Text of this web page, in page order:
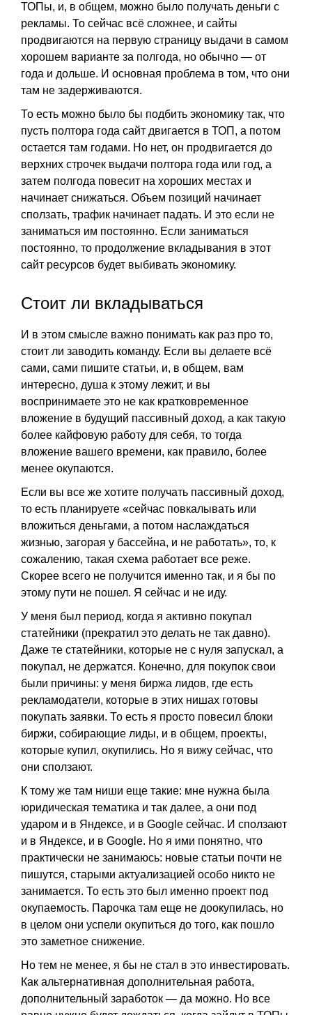
ТОПы, и, в общем, можно было получать деньги с
рекламы. То сейчас всё сложнее, и сайты
продвигаются на первую страницу выдачи в самом
хорошем варианте за полгода, но обычно — от
года и дольше. И основная проблема в том, что они
там не задерживаются.
То есть можно было бы подбить экономику так, что
пусть полтора года сайт двигается в ТОП, а потом
остается там годами. Но нет, он продвигается до
верхних строчек выдачи полтора года или год, а
затем полгода повесит на хороших местах и
начинает снижаться. Объем позиций начинает
сползать, трафик начинает падать. И это если не
заниматься им постоянно. Если заниматься
постоянно, то продолжение вкладывания в этот
сайт ресурсов будет выбивать экономику.
Стоит ли вкладываться
И в этом смысле важно понимать как раз про то,
стоит ли заводить команду. Если вы делаете всё
сами, сами пишите статьи, и, в общем, вам
интересно, душа к этому лежит, и вы
воспринимаете это не как кратковременное
вложение в будущий пассивный доход, а как такую
более кайфовую работу для себя, то тогда
вложение вашего времени, как правило, более
менее окупаются.
Если вы все же хотите получать пассивный доход,
то есть планируете «сейчас повкалывать или
вложиться деньгами, а потом наслаждаться
жизнью, загорая у бассейна, и не работать», то, к
сожалению, такая схема работает все реже.
Скорее всего не получится именно так, и я бы по
этому пути не пошел. Я сейчас и не иду.
У меня был период, когда я активно покупал
статейники (прекратил это делать не так давно).
Даже те статейники, которые не с нуля запускал, а
покупал, не держатся. Конечно, для покупок свои
были причины: у меня биржа лидов, где есть
рекламодатели, которые в этих нишах готовы
покупать заявки. То есть я просто повесил блоки
биржи, собирающие лиды, и в общем, проекты,
которые купил, окупились. Но я вижу сейчас, что
они сползают.
К тому же там ниши еще такие: мне нужна была
юридическая тематика и так далее, а они под
ударом и в Яндексе, и в Google сейчас. И сползают
и в Яндексе, и в Google. Но я ими понятно, что
практически не занимаюсь: новые статьи почти не
пишутся, старыми актуализацией особо никто не
занимается. То есть это был именно проект под
окупаемость. Парочка там еще не доокупилась, но
в целом они успели окупиться до того, как пошло
это заметное снижение.
Но тем не менее, я бы не стал в это инвестировать.
Как альтернативная дополнительная работа,
дополнительный заработок — да можно. Но все